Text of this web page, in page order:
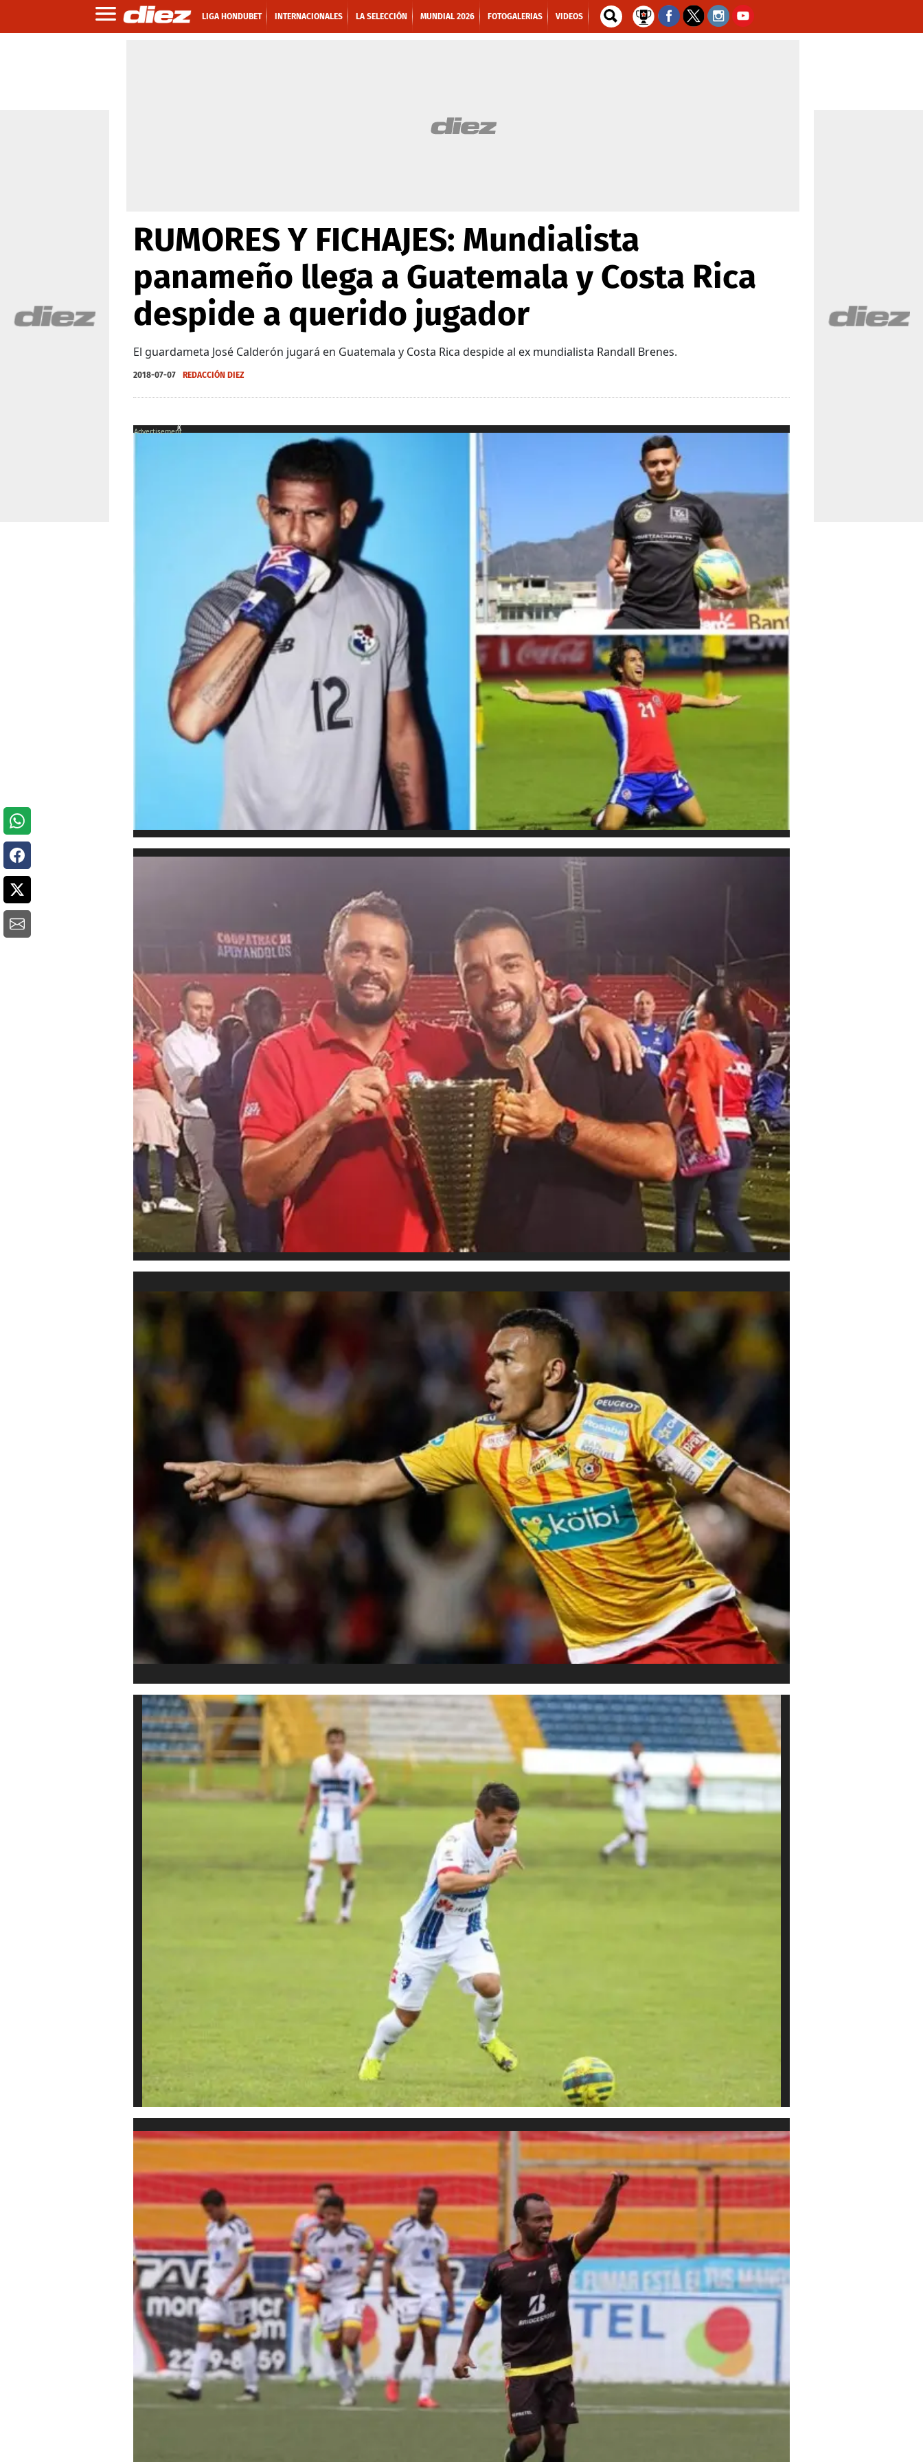
LIGA HONDUBET INTERNACIONALES LA SELECCIÓN MUNDIAL 2026 FOTOGALERIAS VIDEOS
RUMORES Y FICHAJES: Mundialista
panameño llega a Guatemala y Costa Rica
despide a querido jugador
El guardameta José Calderón jugará en Guatemala y Costa Rica despide al ex mundialista Randall Brenes.
2018-07-07 REDACCIÓN DIEZ
X